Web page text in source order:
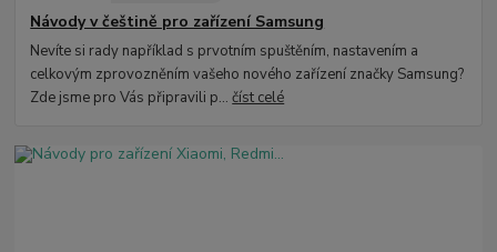
Návody v češtině pro zařízení Samsung
Nevíte si rady například s prvotním spuštěním, nastavením a
celkovým zprovozněním vašeho nového zařízení značky Samsung?
Zde jsme pro Vás připravili p...číst celé